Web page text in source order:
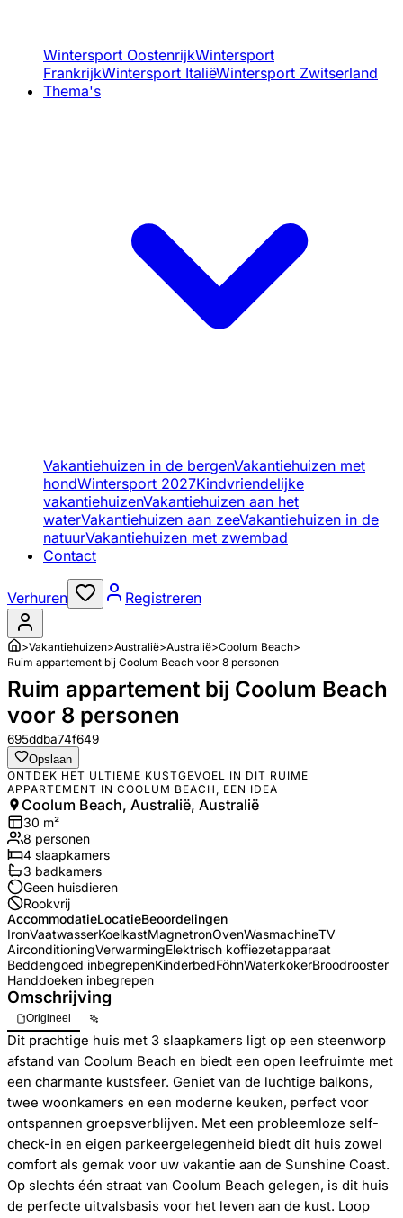
Wintersport OostenrijkWintersport
FrankrijkWintersport ItaliëWintersport Zwitserland
Thema's
Vakantiehuizen in de bergenVakantiehuizen met
hondWintersport 2027Kindvriendelijke
vakantiehuizenVakantiehuizen aan het
waterVakantiehuizen aan zeeVakantiehuizen in de
natuurVakantiehuizen met zwembad
Contact
Verhuren Registreren
>Vakantiehuizen>Australië>Australië>Coolum Beach>
Ruim appartement bij Coolum Beach voor 8 personen
Ruim appartement bij Coolum Beach
voor 8 personen
695ddba74f649
Opslaan
ONTDEK HET ULTIEME KUSTGEVOEL IN DIT RUIME
APPARTEMENT IN COOLUM BEACH, EEN IDEA
Coolum Beach, Australië, Australië
30 m²
8 personen
4 slaapkamers
3 badkamers
Geen huisdieren
Rookvrij
AccommodatieLocatieBeoordelingen
IronVaatwasserKoelkastMagnetronOvenWasmachineTV
AirconditioningVerwarmingElektrisch koffiezetapparaat
Beddengoed inbegrepenKinderbedFöhnWaterkokerBroodrooster
Handdoeken inbegrepen
Omschrijving
Origineel
Dit prachtige huis met 3 slaapkamers ligt op een steenworp
afstand van Coolum Beach en biedt een open leefruimte met
een charmante kustsfeer. Geniet van de luchtige balkons,
twee woonkamers en een moderne keuken, perfect voor
ontspannen groepsverblijven. Met een probleemloze self-
check-in en eigen parkeergelegenheid biedt dit huis zowel
comfort als gemak voor uw vakantie aan de Sunshine Coast.
Op slechts één straat van Coolum Beach gelegen, is dit huis
de perfecte uitvalsbasis voor het leven aan de kust. Loop